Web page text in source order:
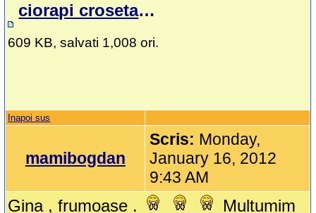
ciorapi crosetati.doc
609 KB, salvati 1,008 ori.
Inapoi sus
mamibogdan
Scris: Monday,
January 16, 2012
9:43 AM
Gina , frumoase . Multumim